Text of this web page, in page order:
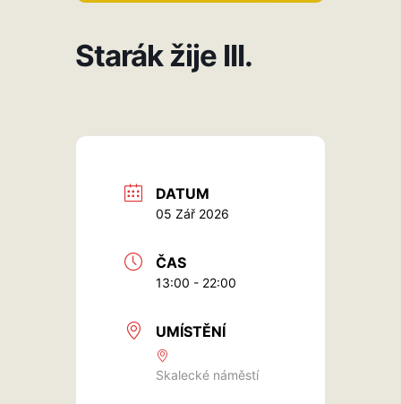
Starák žije III.
DATUM
05 Zář 2026
ČAS
13:00 - 22:00
UMÍSTĚNÍ
Skalecké náměstí